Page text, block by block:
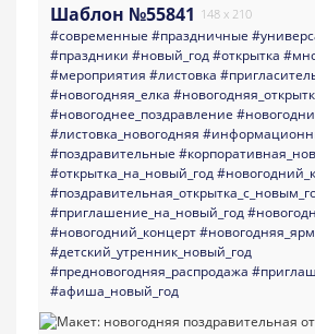
Шаблон №55841 148 x 210
#современные #праздничные
#праздники #новый_год#открытка
#мероприятия #листовка
#новогодняя_елка
#новогоднее_поздравление
#листовка_новогодняя
#поздравительные
#открытка_на_новый_год
#приглашение_на_новый_год
#новогодний_концерт
#детский_утренник_новый_год
#предновогодняя_распродажа
#афиша_новый_год